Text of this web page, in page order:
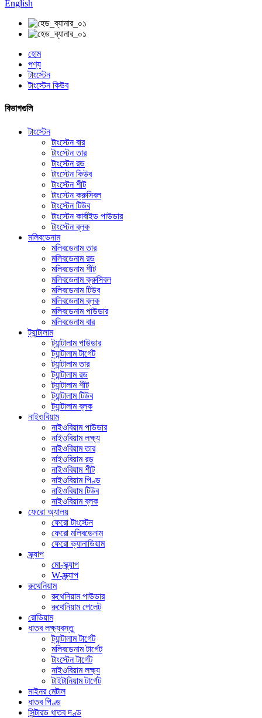
English
হোম
পণ্য
টাংস্টেন
টাংস্টেন কিউব
বিভাগগুলি
টাংস্টেন
টাংস্টেন বার
টাংস্টেন তার
টাংস্টেন রড
টাংস্টেন কিউব
টাংস্টেন শীট
টাংস্টেন ক্রুসিবল
টাংস্টেন টিউব
টাংস্টেন কার্বাইড পাউডার
টাংস্টেন ব্লক
মলিবডেনাম
মলিবডেনাম তার
মলিবডেনাম রড
মলিবডেনাম শীট
মলিবডেনাম ক্রুসিবল
মলিবডেনাম টিউব
মলিবডেনাম ব্লক
মলিবডেনাম পাউডার
মলিবডেনাম বার
ট্যান্টালাম
ট্যান্টালাম পাউডার
ট্যান্টালাম টার্গেট
ট্যান্টালাম তার
ট্যান্টালাম রড
ট্যান্টালাম শীট
ট্যান্টালাম টিউব
ট্যান্টালাম ব্লক
নাইওবিয়াম
নাইওবিয়াম পাউডার
নাইওবিয়াম লক্ষ্য
নাইওবিয়াম তার
নাইওবিয়াম রড
নাইওবিয়াম শীট
নাইওবিয়াম পিণ্ড
নাইওবিয়াম টিউব
নাইওবিয়াম ব্লক
ফেরো অ্যালয়
ফেরো টাংস্টেন
ফেরো মলিবডেনাম
ফেরো ভ্যানাডিয়াম
স্ক্র্যাপ
মো-স্ক্র্যাপ
W-স্ক্র্যাপ
রুথেনিয়াম
রুথেনিয়াম পাউডার
রুথেনিয়াম পেলেট
রোডিয়াম
ধাতব লক্ষ্যবস্তু
ট্যান্টালাম টার্গেট
মলিবডেনাম টার্গেট
টাংস্টেন টার্গেট
নাইওবিয়াম লক্ষ্য
টাইটানিয়াম টার্গেট
মাইনর মেটাল
ধাতব পিণ্ড
সিন্টারড ধাতব দণ্ড